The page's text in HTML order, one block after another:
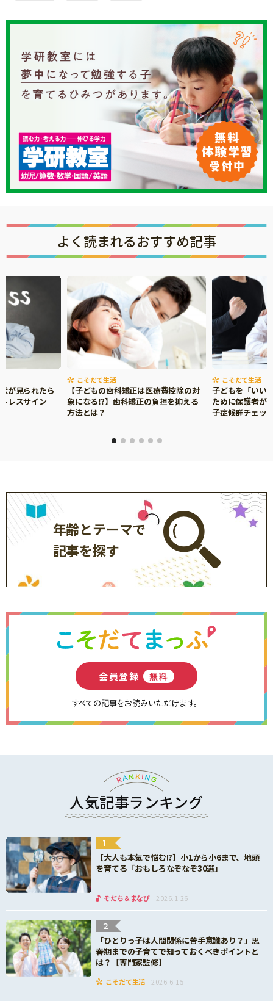
よく読まれるおすすめ記事
が見られたら
レスサイン
こそだて生活
【子どもの歯科矯正は医療費控除の対
象になる⁉】歯科矯正の負担を抑える
方法とは？
こそだて生活
子どもを「いい
ために保護者が
子症候群チェッ
年齢とテーマで
記事を探す
会員登録 無料
すべての記事をお読みいただけます。
人気記事ランキング
1
【大人も本気で悩む!?】小1から小6まで、地頭
を育てる「おもしろなぞなぞ30選」
そだち＆まなび 2026.1.26
2
「ひとりっ子は人間関係に苦手意識あり？」思
春期までの子育てで知っておくべきポイントと
は？【専門家監修】
こそだて生活 2026.6.15